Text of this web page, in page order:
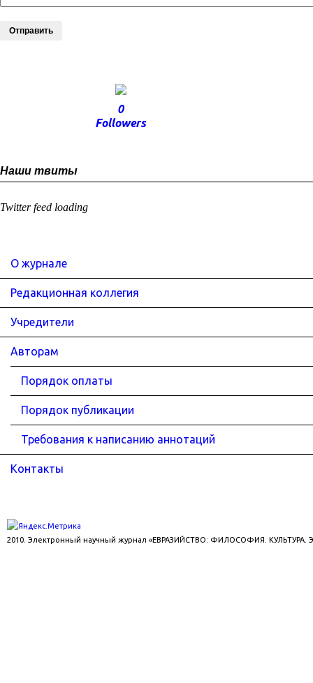
Отправить
0
Followers
Наши твиты
Twitter feed loading
О журнале
Редакционная коллегия
Учредители
Авторам
Порядок оплаты
Порядок публикации
Требования к написанию аннотаций
Контакты
2010. Электронный научный журнал «ЕВРАЗИЙСТВО: ФИЛОСОФИЯ. КУЛЬТУРА.